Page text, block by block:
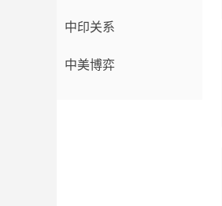
中印关系
中美博弈